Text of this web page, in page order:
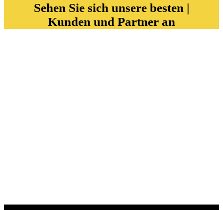
Sehen Sie sich unsere besten |
Kunden und Partner an